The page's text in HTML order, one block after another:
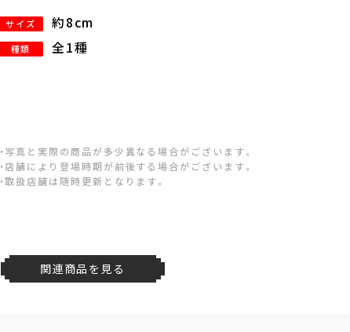
サイズ 約8cm
種類 全1種
・写真と実際の商品が多少異なる場合がございます。
・店舗により登場時期が前後する場合がございます。
・取扱店舗は随時更新となります。
関連商品を見る